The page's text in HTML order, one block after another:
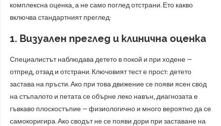
комплексна оценка, а не само поглед отстрани. Ето какво
включва стандартният преглед:
1. Визуален преглед и клинична оценка
Специалистът наблюдава детето в покой и при ходене —
отпред, отзад и отстрани. Ключовият тест е прост: детето
застава на пръсти. Ако при това движение се появи ясен свод
на стъпалото и петата се обърне леко навън, диагнозата е
гъвкаво плоскостъпие — физиологично и много вероятно да се
самокоригира. Ако сводът не се появи дори при заставане на